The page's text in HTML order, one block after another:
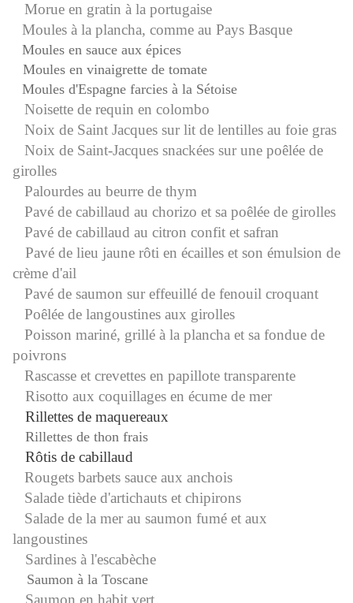
Morue en gratin à la portugaise
Moules à la plancha, comme au Pays Basque
Moules en sauce aux épices
Moules en vinaigrette de tomate
Moules d'Espagne farcies à la Sétoise
Noisette de requin en colombo
Noix de Saint Jacques sur lit de lentilles au foie gras
Noix de Saint-Jacques snackées sur une poêlée de
girolles
Palourdes au beurre de thym
Pavé de cabillaud au chorizo et sa poêlée de girolles
Pavé de cabillaud au citron confit et safran
Pavé de lieu jaune rôti en écailles et son émulsion de
crème d'ail
Pavé de saumon sur effeuillé de fenouil croquant
Poêlée de langoustines aux girolles
Poisson mariné, grillé à la plancha et sa fondue de
poivrons
Rascasse et crevettes en papillote transparente
Risotto aux coquillages en écume de mer
Rillettes de maquereaux
Rillettes de thon frais
Rôtis de cabillaud
Rougets barbets sauce aux anchois
Salade tiède d'artichauts et chipirons
Salade de la mer au saumon fumé et aux
langoustines
Sardines à l'escabèche
Saumon à la Toscane
Saumon en habit vert